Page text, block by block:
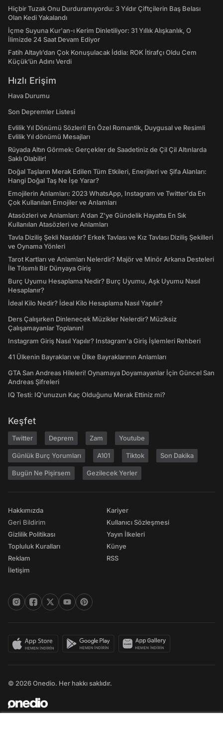
Hiçbir Tuzak Onu Durduramıyordu: 3 Yıldır Çiftçilerin Baş Belası
Olan Kedi Yakalandı
İçme Suyuna Kur'an-ı Kerim Dinletiliyor: 31 Yıllık Alışkanlık, O
İlimizde 24 Saat Devam Ediyor
Fatih Altaylı’dan Çok Konuşulacak İddia: ROK İtirafçı Oldu Cem
Küçük’ün Adını Verdi
Hızlı Erişim
Hava Durumu
Son Depremler Listesi
Evlilik Yıl Dönümü Sözleri! En Özel Romantik, Duygusal ve Resimli
Evlilik Yıl dönümü Mesajları
Rüyada Altın Görmek: Gerçekler de Saadetiniz de Çil Çil Altınlarda
Saklı Olabilir!
Doğal Taşların Merak Edilen Tüm Etkileri, Enerjileri ve Şifa Alanları:
Hangi Doğal Taş Ne İşe Yarar?
Emojilerin Anlamları: 2023 WhatsApp, Instagram ve Twitter'da En
Çok Kullanılan Emojiler ve Anlamları
Atasözleri ve Anlamları: A'dan Z'ye Gündelik Hayatta En Sık
Kullanılan Atasözleri ve Anlamları
Tavla Diziliş Şekli Nasıldır? Erkek Tavlası ve Kız Tavlası Diziliş Şekilleri
ve Oynama Yönleri
Tarot Kartları ve Anlamları Nelerdir? Majör ve Minör Arkana Desteleri
İle Tılsımlı Bir Dünyaya Giriş
Burç Uyumu Hesaplama Nedir? Burç Uyumu, Aşk Uyumu Nasıl
Hesaplanır?
İdeal Kilo Nedir? İdeal Kilo Hesaplama Nasıl Yapılır?
Ders Çalışırken Dinlenecek Müzikler Nelerdir? Müziksiz
Çalışamayanlar Toplanın!
Instagram Giriş Nasıl Yapılır? Instagram'a Giriş İşlemleri Rehberi
41 Ülkenin Bayrakları ve Ülke Bayraklarının Anlamları
GTA San Andreas Hileleri! Oynamaya Doyamayanlar İçin Güncel San
Andreas Şifreleri
IQ Testi: IQ'unuzun Kaç Olduğunu Merak Ettiniz mi?
Keşfet
Twitter Deprem Zam Youtube
Günlük Burç Yorumları A101 Tiktok Son Dakika
Bugün Ne Pişirsem Gezilecek Yerler
Hakkımızda
Geri Bildirim
Gizlilik Politikası
Topluluk Kuralları
Reklam
İletişim
Kariyer
Kullanıcı Sözleşmesi
Yayın İlkeleri
Künye
RSS
© 2026 Onedio. Her hakkı saklıdır.